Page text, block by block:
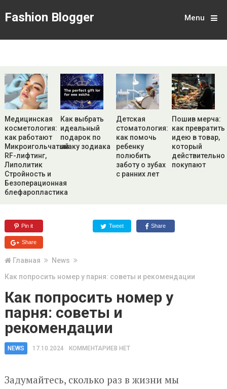
Fashion Blogger Menu
Медицинская
косметология:
как работают
Микроигольчатый
RF-лифтинг,
Липолитик
Стройность и
Безоперационная
блефаропластика
Как выбрать
идеальный
подарок по
знаку зодиака
Детская
стоматология:
как помочь
ребенку
полюбить
заботу о зубах
с ранних лет
Пошив мерча:
как превратить
идею в товар,
который
действительно
покупают
Pin it Tweet Share
Share
Главная
News
Как попросить номер у парня: советы и рекомендации
Как попросить номер у
парня: советы и
рекомендации
NEWS 17.10.2024 КОММЕНТАРИЕВ НЕТ
Задумайтесь, сколько раз в жизни мы